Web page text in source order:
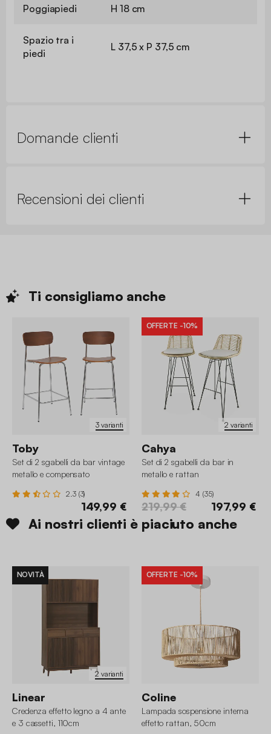
Poggiapiedi H 18 cm
Spazio tra i
piedi
L 37,5 x P 37,5 cm
Domande clienti
Recensioni dei clienti
Ti consigliamo anche
3 varianti
Toby
Set di 2 sgabelli da bar vintage
metallo e compensato
2.3 (3)
149,99 €
2 varianti
OFFERTE -10%
Cahya
Set di 2 sgabelli da bar in
metallo e rattan
4 (35)
219,99 € 197,99 €
Ai nostri clienti è piaciuto anche
2 varianti
NOVITÀ
Linear
Credenza effetto legno a 4 ante
e 3 cassetti, 110cm
OFFERTE -10%
Coline
Lampada sospensione interna
effetto rattan, 50cm